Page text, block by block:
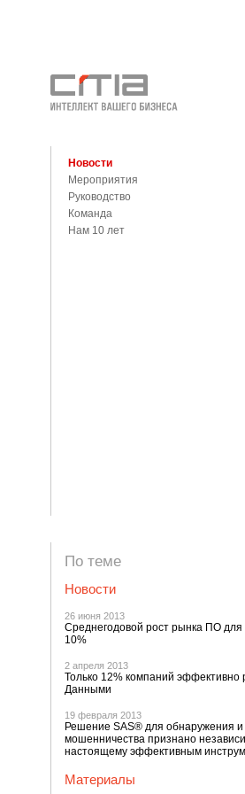
Новости
Мероприятия
Руководство
Команда
Нам 10 лет
По теме
Новости
26 июня 2013
Среднегодовой рост рынка ПО для
10%
2 апреля 2013
Только 12% компаний
Данными
19 февраля 2013
Решение SAS® для обнаружения
мошенничества признано
настоящему эффективным
Материалы